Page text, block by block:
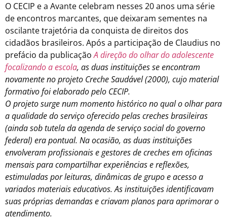
O CECIP e a Avante celebram nesses 20 anos uma série
de encontros marcantes, que deixaram sementes na
oscilante trajetória da conquista de direitos dos
cidadãos brasileiros. Após a participação de Claudius no
prefácio da publicaçãoA direção do olhar do adolescente
focalizando a escola, as duas instituições se encontram
novamente no projeto Creche Saudável (2000), cujo material
formativo foi elaborado pelo CECIP.
O projeto surge num momento histórico no qual o olhar para
a qualidade do serviço oferecido pelas creches brasileiras
(ainda sob tutela da agenda de serviço social do governo
federal) era pontual. Na ocasião, as duas instituições
envolveram profissionais e gestores de creches em oficinas
mensais para compartilhar experiências e reflexões,
estimuladas por leituras, dinâmicas de grupo e acesso a
variados materiais educativos. As instituições identificavam
suas próprias demandas e criavam planos para aprimorar o
atendimento.